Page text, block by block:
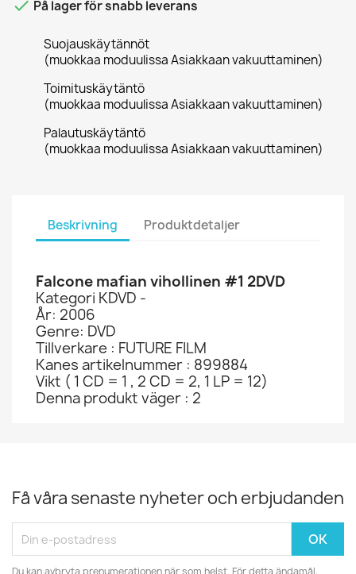
 På lager för snabb leverans
Suojauskäytännöt
(muokkaa moduulissa Asiakkaan vakuuttaminen)
Toimituskäytäntö
(muokkaa moduulissa Asiakkaan vakuuttaminen)
Palautuskäytäntö
(muokkaa moduulissa Asiakkaan vakuuttaminen)
Beskrivning Produktdetaljer
Falcone mafian vihollinen #1 2DVD
Kategori KDVD -
År: 2006
Genre: DVD
Tillverkare : FUTURE FILM
Kanes artikelnummer : 899884
Vikt ( 1 CD = 1 , 2 CD = 2, 1 LP = 12)
Denna produkt väger : 2
Få våra senaste nyheter och erbjudanden
Du kan avbryta prenumerationen när som helst. För detta ändamål,